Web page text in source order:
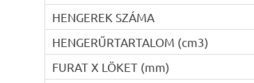
HENGEREK SZÁMA
HENGERŰRTARTALOM (cm3)
FURAT X LÖKET (mm)